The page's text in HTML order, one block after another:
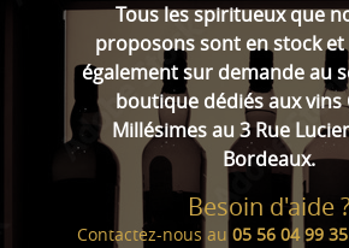
Tous les spiritueux que
proposons sont en stock
également sur demande au
boutique dédiés aux vins
Millésimes au 3 Rue
Bordeaux.
Besoin d'aide ?
Contactez-nous au 05 56 04 99 35